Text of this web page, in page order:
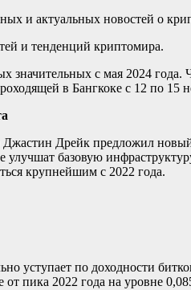
и актуальных новостей о
и тенденций криптомира.
значительных с мая 2024 года.
в Бангкоке с 12 по 15
Дрейк предложил
базовую
крупнейшим с 2022 года.
уступает по доходности
пика 2022 года на уровне